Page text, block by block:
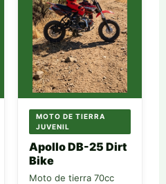
MOTO DE TIERRA
JUVENIL
Apollo DB-25 Dirt
Bike
Moto de tierra 70cc